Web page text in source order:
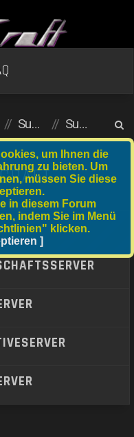
Support Support zu ElderCraft
u
um Ihnen die
zu bieten. Um
müssen Sie diese
in diesem Forum
indem Sie im Menü
klicken.
]